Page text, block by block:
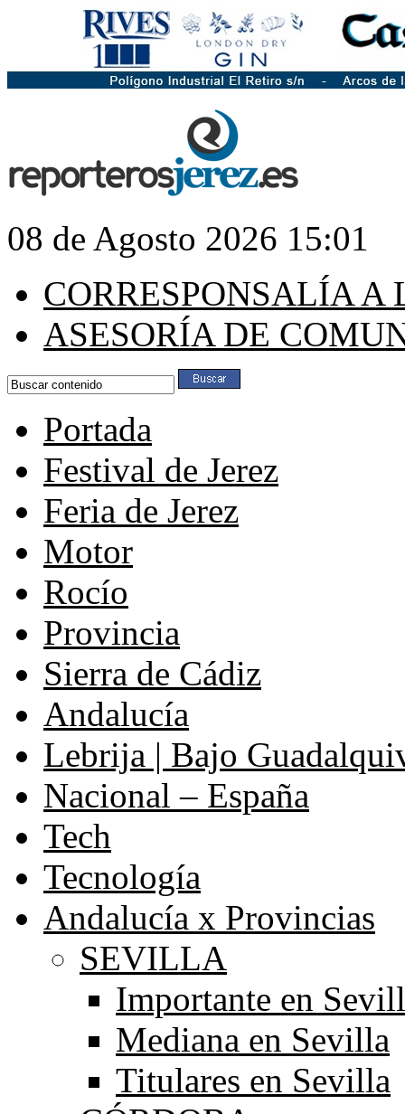
08 de Agosto 2026 15:01
CORRESPONSALÍA A
ASESORÍA DE
Portada
Festival de Jerez
Feria de Jerez
Motor
Rocío
Provincia
Sierra de Cádiz
Andalucía
Lebrija | Bajo
Nacional – España
Tech
Tecnología
Andalucía x Provincias
SEVILLA
Importante en
Mediana en Sevilla
Titulares en Sevilla